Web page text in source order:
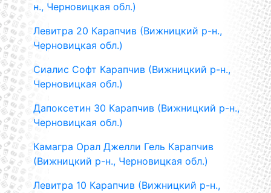
н., Черновицкая обл.)
Левитра 20 Карапчив (Вижницкий р-н.,
Черновицкая обл.)
Сиалис Софт Карапчив (Вижницкий р-н.,
Черновицкая обл.)
Дапоксетин 30 Карапчив (Вижницкий р-н.,
Черновицкая обл.)
Камагра Орал Джелли Гель Карапчив
(Вижницкий р-н., Черновицкая обл.)
Левитра 10 Карапчив (Вижницкий р-н.,